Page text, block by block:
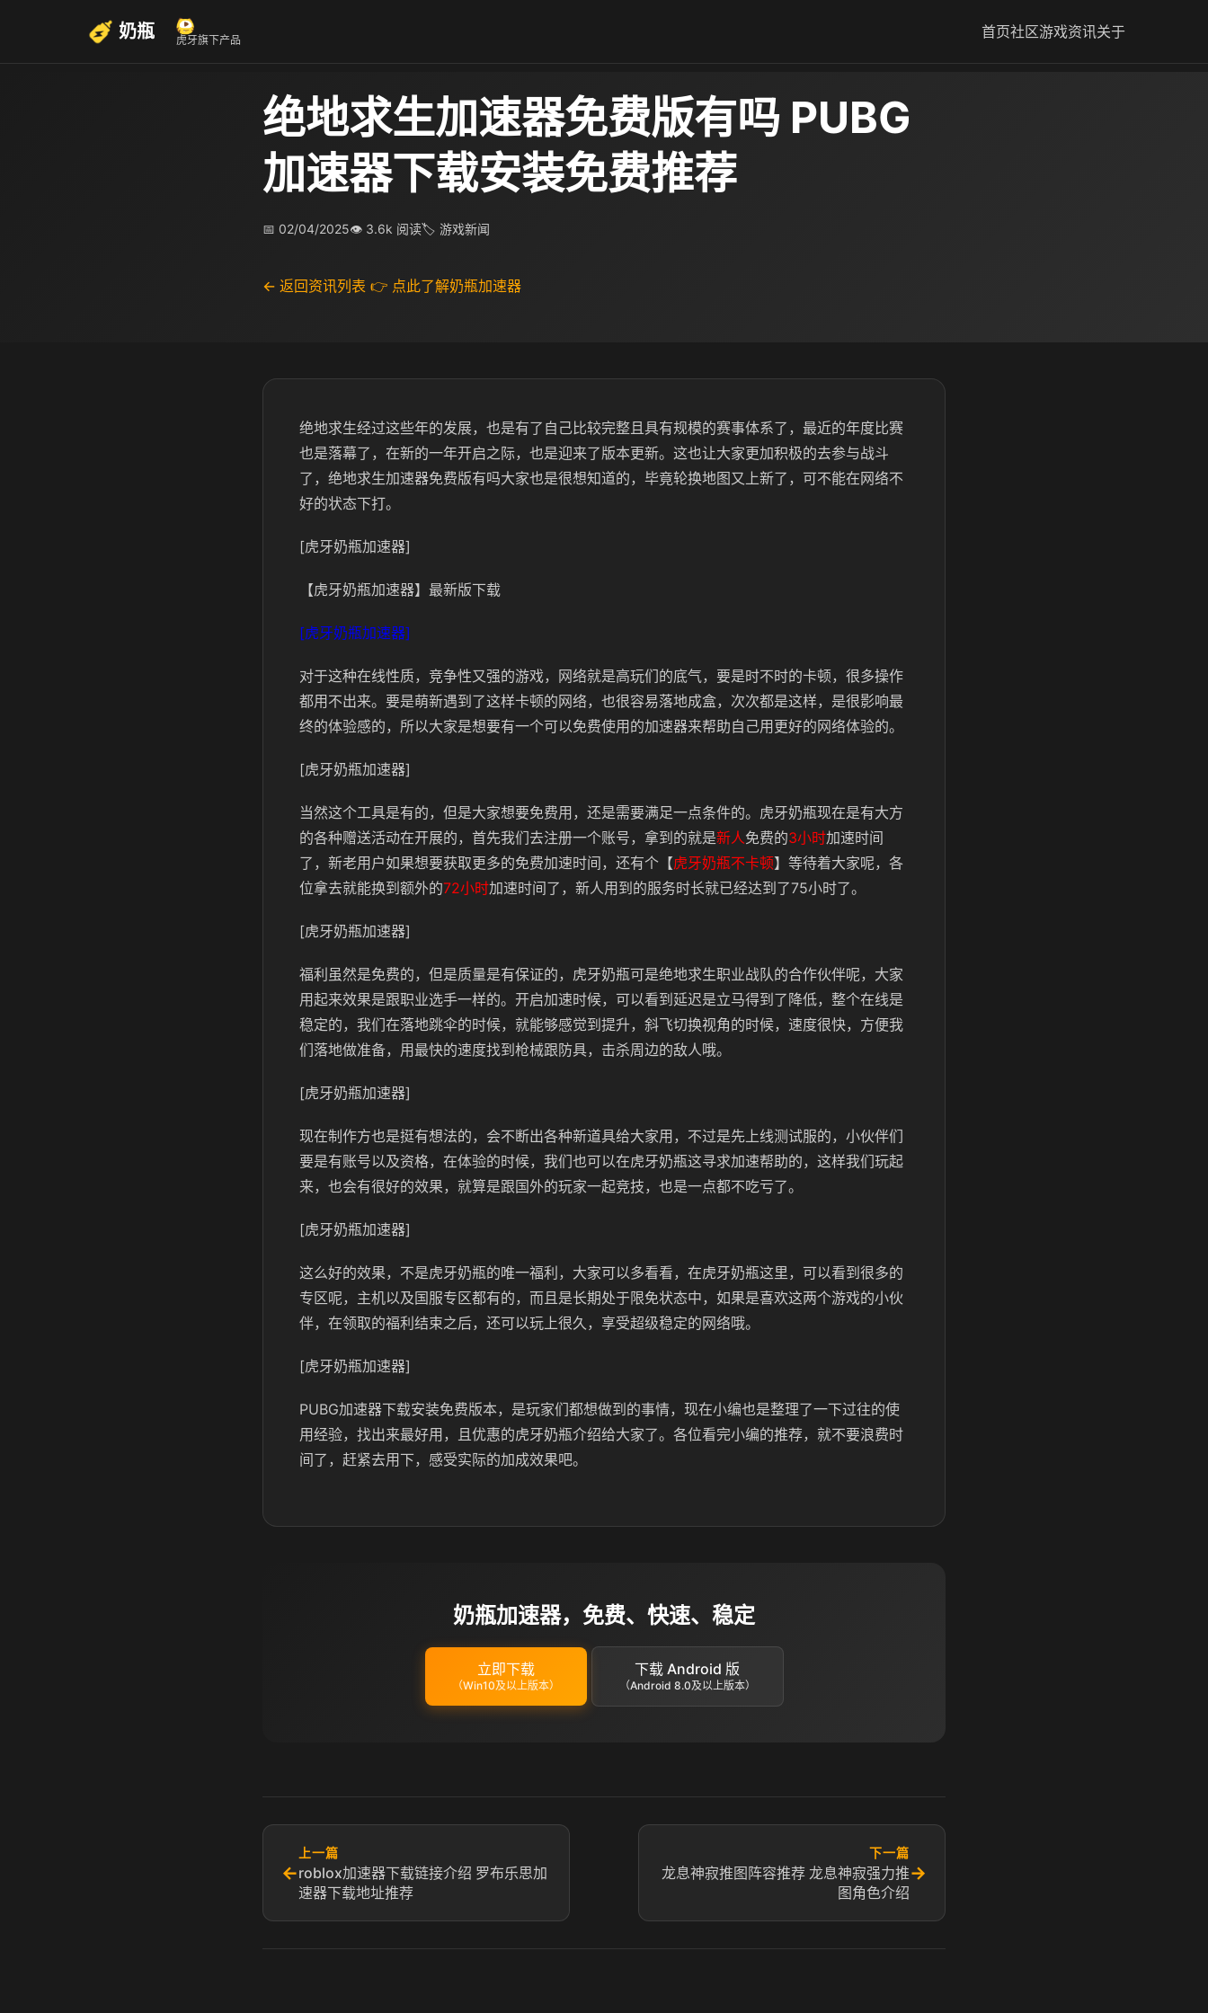
奶瓶 虎牙旗下产品 首页社区游戏资讯关于
绝地求生加速器免费版有吗 PUBG
加速器下载安装免费推荐
📅 02/04/2025👁 3.6k 阅读🏷 游戏新闻
← 返回资讯列表 👉 点此了解奶瓶加速器
绝地求生经过这些年的发展，也是有了自己比较完整且具有规模的赛事体系了，最近的年度比赛
也是落幕了，在新的一年开启之际，也是迎来了版本更新。这也让大家更加积极的去参与战斗
了，绝地求生加速器免费版有吗大家也是很想知道的，毕竟轮换地图又上新了，可不能在网络不
好的状态下打。
[虎牙奶瓶加速器]
【虎牙奶瓶加速器】最新版下载
[虎牙奶瓶加速器]
对于这种在线性质，竞争性又强的游戏，网络就是高玩们的底气，要是时不时的卡顿，很多操作
都用不出来。要是萌新遇到了这样卡顿的网络，也很容易落地成盒，次次都是这样，是很影响最
终的体验感的，所以大家是想要有一个可以免费使用的加速器来帮助自己用更好的网络体验的。
[虎牙奶瓶加速器]
当然这个工具是有的，但是大家想要免费用，还是需要满足一点条件的。虎牙奶瓶现在是有大方
的各种赠送活动在开展的，首先我们去注册一个账号，拿到的就是新人免费的3小时加速时间
了，新老用户如果想要获取更多的免费加速时间，还有个【虎牙奶瓶不卡顿】等待着大家呢，各
位拿去就能换到额外的72小时加速时间了，新人用到的服务时长就已经达到了75小时了。
[虎牙奶瓶加速器]
福利虽然是免费的，但是质量是有保证的，虎牙奶瓶可是绝地求生职业战队的合作伙伴呢，大家
用起来效果是跟职业选手一样的。开启加速时候，可以看到延迟是立马得到了降低，整个在线是
稳定的，我们在落地跳伞的时候，就能够感觉到提升，斜飞切换视角的时候，速度很快，方便我
们落地做准备，用最快的速度找到枪械跟防具，击杀周边的敌人哦。
[虎牙奶瓶加速器]
现在制作方也是挺有想法的，会不断出各种新道具给大家用，不过是先上线测试服的，小伙伴们
要是有账号以及资格，在体验的时候，我们也可以在虎牙奶瓶这寻求加速帮助的，这样我们玩起
来，也会有很好的效果，就算是跟国外的玩家一起竞技，也是一点都不吃亏了。
[虎牙奶瓶加速器]
这么好的效果，不是虎牙奶瓶的唯一福利，大家可以多看看，在虎牙奶瓶这里，可以看到很多的
专区呢，主机以及国服专区都有的，而且是长期处于限免状态中，如果是喜欢这两个游戏的小伙
伴，在领取的福利结束之后，还可以玩上很久，享受超级稳定的网络哦。
[虎牙奶瓶加速器]
PUBG加速器下载安装免费版本，是玩家们都想做到的事情，现在小编也是整理了一下过往的使
用经验，找出来最好用，且优惠的虎牙奶瓶介绍给大家了。各位看完小编的推荐，就不要浪费时
间了，赶紧去用下，感受实际的加成效果吧。
奶瓶加速器，免费、快速、稳定
立即下载
（Win10及以上版本）
下载 Android 版
（Android 8.0及以上版本）
←
上一篇
roblox加速器下载链接介绍 罗布乐思加
速器下载地址推荐
下一篇
龙息神寂推图阵容推荐 龙息神寂强力推
图角色介绍
→